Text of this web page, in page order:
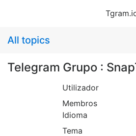
All topics
Telegram Grupo :
Utilizador
Membros
Idioma
Tema